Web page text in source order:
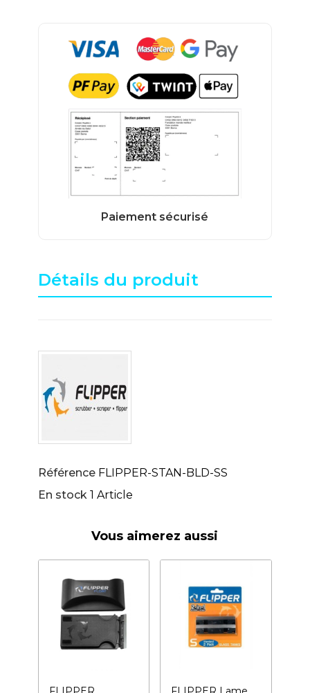
Détails du produit
Référence FLIPPER-STAN-BLD-SS
En stock 1 Article
Vous aimerez aussi